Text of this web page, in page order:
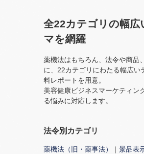
全22カテゴリの幅広
マを網羅
薬機法はもちろん、法令や商品
に、22カテゴリにわたる幅広い
料レポートを用意。
美容健康ビジネスマーケティン
る悩みに対応します。
法令別カテゴリ
薬機法（旧・薬事法） ｜ 景品表